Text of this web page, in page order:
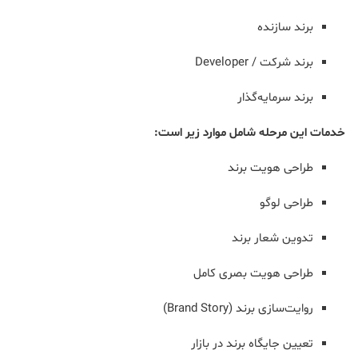
برند سازنده
برند شرکت / Developer
برند سرمایه‌گذار
خدمات این مرحله شامل موارد زیر است:
طراحی هویت برند
طراحی لوگو
تدوین شعار برند
طراحی هویت بصری کامل
روایت‌سازی برند (Brand Story)
تعیین جایگاه برند در بازار